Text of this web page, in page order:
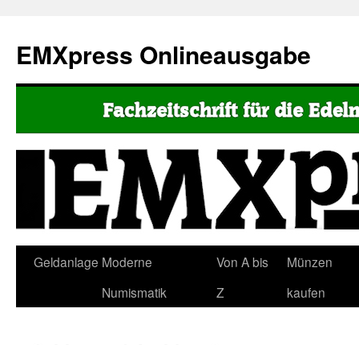
EMXpress Onlineausgabe
Geldanlage Moderne
Numismatik
Von A bis
Z
Münzen
kaufen